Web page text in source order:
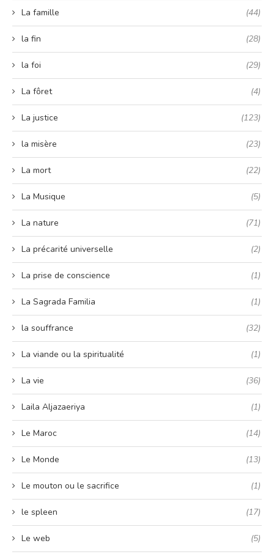
La famille (44)
la fin (28)
la foi (29)
La fôret (4)
La justice (123)
la misère (23)
La mort (22)
La Musique (5)
La nature (71)
La précarité universelle (2)
La prise de conscience (1)
La Sagrada Familia (1)
la souffrance (32)
La viande ou la spiritualité (1)
La vie (36)
Laila Aljazaeriya (1)
Le Maroc (14)
Le Monde (13)
Le mouton ou le sacrifice (1)
le spleen (17)
Le web (5)